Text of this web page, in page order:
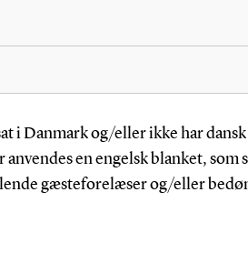
i Danmark og/eller ikke har dansk
en engelsk blanket, som
gæsteforelæser og/eller